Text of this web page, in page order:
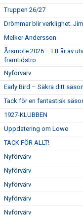
Truppen 26/27
Drömmar blir verklighet.
Melker Andersson
Årsmöte 2026 – Ett år av
framtidstro
Nyförvärv
Early Bird – Säkra ditt
Tack för en fantastisk
1927-KLUBBEN
Uppdatering om Lowe
TACK FÖR ALLT!
Nyförvärv
Nyförvärv
Nyförvärv
Nyförvärv
Nyförvärv